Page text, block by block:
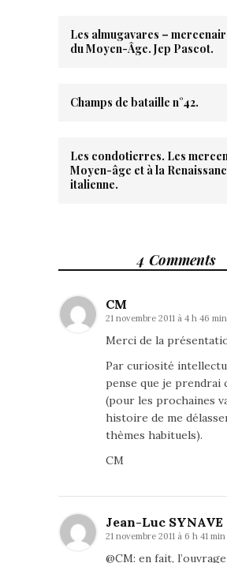
Les almugavares –
du Moyen-Âge. Jep Pascot.
Champs de bataille n°42.
Les condotierres. Les
Moyen-âge et à la
italienne.
4 Comments
CM
21 novembre 2011 à 4 h 46 min
Merci de la
Par curiosité
pense que je prendrai
(pour les prochaines
histoire de me
thèmes habituels).
CM
Jean-Luc SYNAVE
21 novembre 2011 à 6 h 41 min
@CM: en fait,